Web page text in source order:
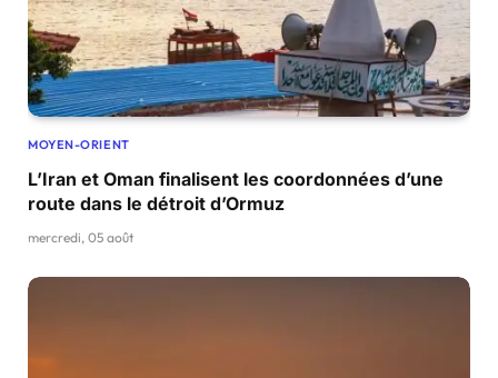
MOYEN-ORIENT
L’Iran et Oman finalisent les coordonnées d’une
route dans le détroit d’Ormuz
mercredi, 05 août